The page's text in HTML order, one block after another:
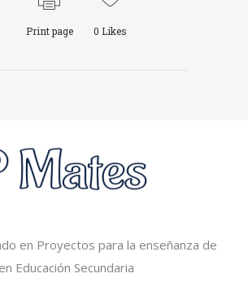
Print page 0 Likes
en Proyectos para la enseñanza de
Educación Secundaria